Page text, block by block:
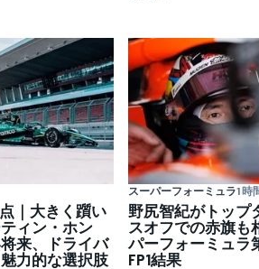
｜大きく躓い
ィン・ホン
来、ドライバ
力的な選択肢
スーパーフォーミュラ1 時
野尻智紀がトップ
スオフでの赤旗も
パーフォーミュラ
FP1結果